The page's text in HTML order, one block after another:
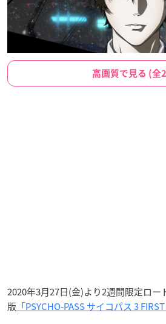
高画質で見る (全
2020年3月27日(金)より2週間限定ロ
版 「PSYCHO-PASS サイコパス 3